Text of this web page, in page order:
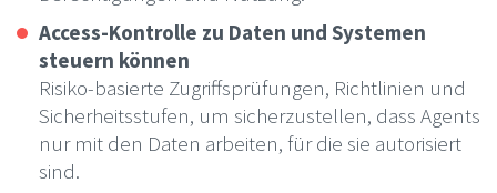
Access-Kontrolle zu Daten und Systemen
steuern können
Risiko-basierte Zugriffsprüfungen, Richtlinien und
Sicherheitsstufen, um sicherzustellen, dass Agents
nur mit den Daten arbeiten, für die sie autorisiert
sind.